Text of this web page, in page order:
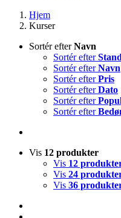
Hjem
Kurser
Sortér efterNavn
Sortér efter
Sortér efterNavn
Sortér efterPris
Sortér efterDato
Sortér efter
Sortér efter
Vis 12 produkter
Vis 12
Vis 24
Vis 36